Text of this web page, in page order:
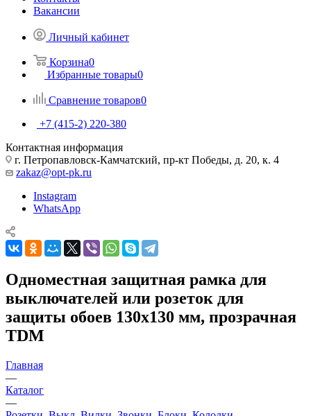
Вакансии
Личный кабинет
Корзина0
Избранные товары0
Сравнение товаров0
+7 (415-2) 220-380
Контактная информация
г. Петропавловск-Камчатский, пр-кт Победы, д. 20, к. 4
zakaz@opt-pk.ru
Instagram
WhatsApp
Одноместная защитная рамка для
выключателей или розеток для
защиты обоев 130х130 мм, прозрачная
TDM
Главная
—
Каталог
—